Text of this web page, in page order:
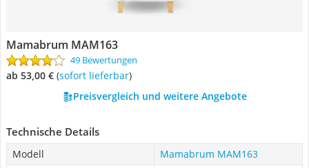
Mamabrum MAM163
49 Bewertungen
ab 53,00 € ( Sofort lieferbar)
Preisvergleich und weitere Angebote
Technische Details
Modell
Mamabrum MAM163